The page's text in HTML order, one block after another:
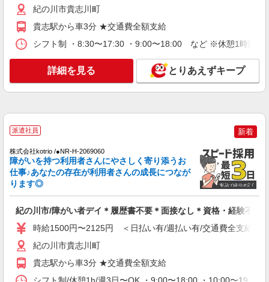
紀の川市貴志川町
貴志駅から車3分 ★交通費全額支給
シフト制 ・8:30〜17:30 ・9:00〜18:00 など ※休憩1時間
詳細を見る とりあえずキープ
派遣社員 新着
株式会社kotrio /●NR-H-2069060
障がいを持つ利用者さんにやさしく寄り添うお
仕事♪あなたの存在が利用者さんの成長につなが
ります◎
紀の川市/障がい者デイ＊履歴書不要＊面接なし＊資格・経験不問
時給1500円〜2125円 ＜日払い有/週払い有/交通費全支給(ガ
紀の川市貴志川町
貴志駅から車3分 ★交通費全額支給